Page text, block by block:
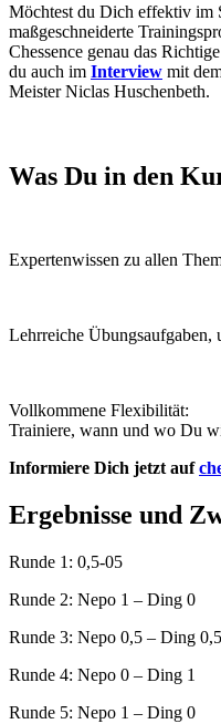
Möchtest du Dich effektiv im
maßgeschneiderte
Chessence genau das
du auch im Interview mit
Meister Niclas Huschenbeth.
Was Du in den
Expertenwissen zu allen
Lehrreiche Übungsaufgaben,
Vollkommene Flexibilität:
Trainiere, wann und wo Du
Informiere Dich jetzt auf
Ergebnisse und
Runde 1: 0,5-05
Runde 2: Nepo 1 – Ding 0
Runde 3: Nepo 0,5 – Ding 0,5
Runde 4: Nepo 0 – Ding 1
Runde 5: Nepo 1 – Ding 0